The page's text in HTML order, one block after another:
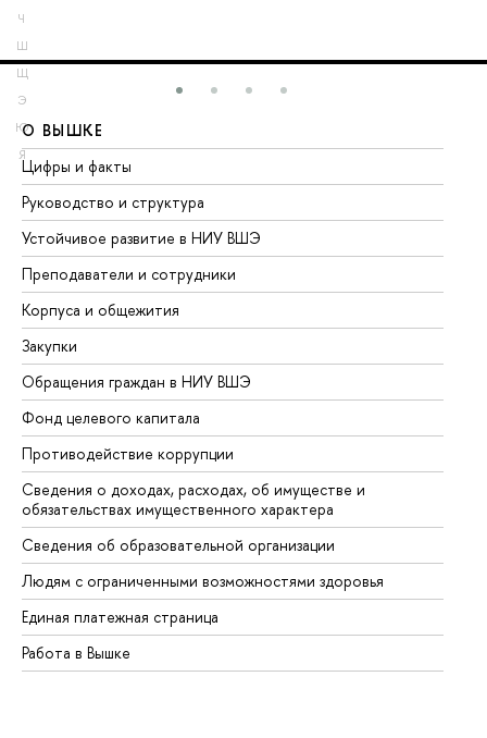
Ч
Ш
Щ
Э
Ю
Я
О ВЫШКЕ
Цифры и факты
Руководство и структура
Устойчивое развитие в НИУ ВШЭ
Преподаватели и сотрудники
Корпуса и общежития
Закупки
Обращения граждан в НИУ ВШЭ
Фонд целевого капитала
Противодействие коррупции
Сведения о доходах, расходах, об имуществе и
обязательствах имущественного характера
Сведения об образовательной организации
Людям с ограниченными возможностями здоровья
Единая платежная страница
Работа в Вышке